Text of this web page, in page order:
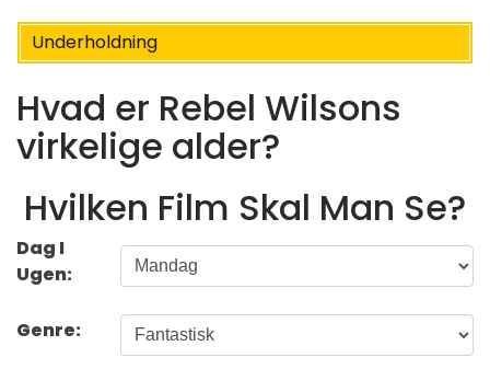
Underholdning
Hvad er Rebel Wilsons
virkelige alder?
Hvilken Film Skal Man Se?
Dag I
Ugen:
Genre: